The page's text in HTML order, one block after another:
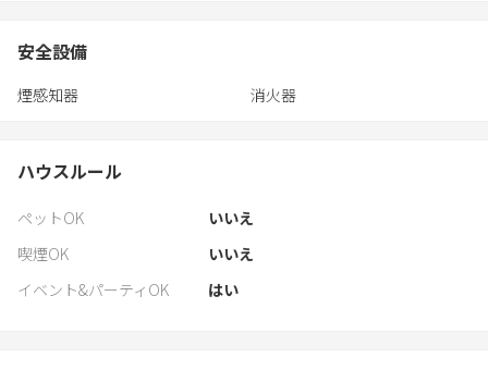
安全設備
煙感知器 消火器
ハウスルール
ペットOK
いいえ
喫煙OK
いいえ
イベント&パーティOK
はい